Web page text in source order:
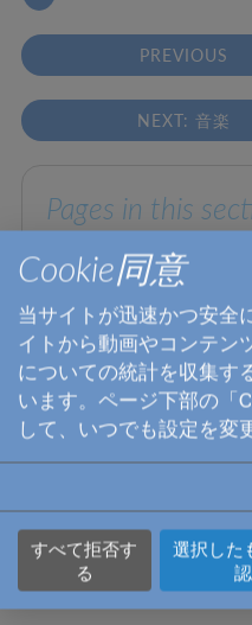
PREVIOUS
NEXT: 音楽
Pages in this
ライブラリー
本
詩
講義
リンク
Cookie同意
当サイトが迅速かつ安全
イトから動画やコンテン
についての統計を収集す
います。ページ下部の「
して、いつでも設定を変
すべて拒否す
る
選択した
認